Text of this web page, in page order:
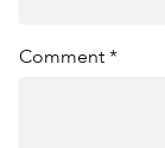
Comment *